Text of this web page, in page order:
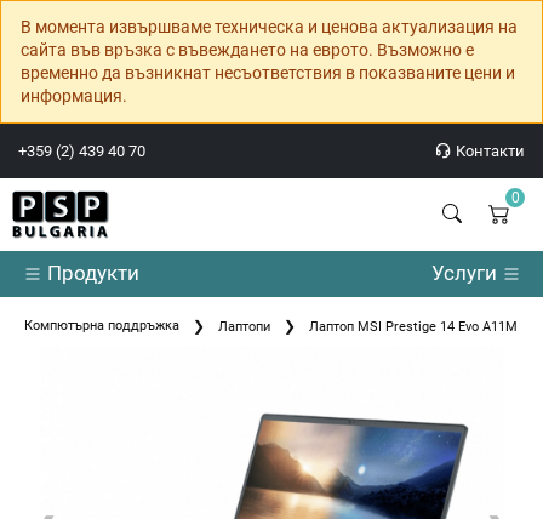
В момента извършваме техническа и ценова актуализация на
сайта във връзка с въвеждането на еврото. Възможно е
временно да възникнат несъответствия в показваните цени и
информация.
+359 (2) 439 40 70 Контакти
0
Продукти Услуги
Компютърна поддръжка Лаптопи Лаптоп MSI Prestige 14 Evo A11M